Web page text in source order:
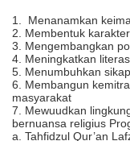
1. Menanamkan
2. Membentuk
3. Mengembangkan
4. Meningkatkan
5. Menumbuhkan
6. Membangun
masyarakat
7. Mewuudkan
bernuansa religius
a. Tahfidzul Qur’an